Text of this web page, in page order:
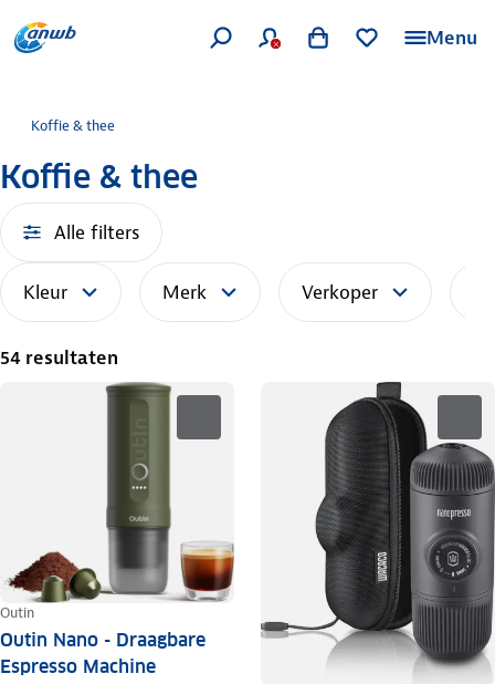
Menu
Koffie & thee
Koffie & thee
Alle filters
Kleur Merk Verkoper
54 resultaten
Outin
Outin Nano - Draagbare
Espresso Machine